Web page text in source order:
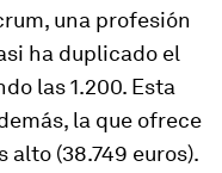
una profesión
ha duplicado el
las 1.200. Esta
la que ofrece
alto (38.749 euros).